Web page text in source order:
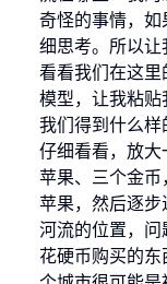
奇怪的事情，
细思考。所以让
看看我们在这
模型，让我粘
我们得到什么
仔细看看，放
苹果、三个金
苹果，然后逐
河流的位置，
花硬币购买的